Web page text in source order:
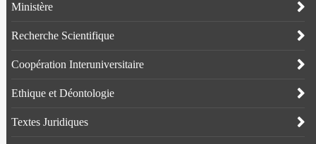
Ministère
Recherche Scientifique
Coopération Interuniversitaire
Ethique et Déontologie
Textes Juridiques